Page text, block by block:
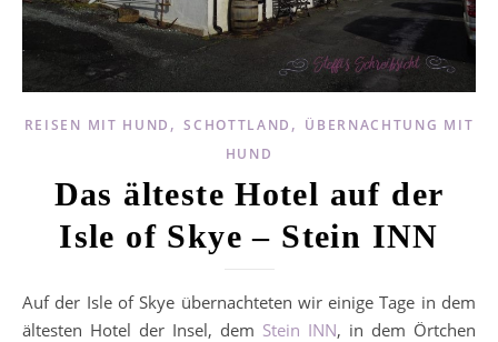
REISEN MIT HUND ,SCHOTTLAND , ÜBERNACHTUNG MIT
HUND
Das älteste Hotel auf der
Isle of Skye – Stein INN
Auf der Isle of Skye übernachteten wir einige Tage in dem
ältesten Hotel der Insel, dem Stein INN, in dem Örtchen